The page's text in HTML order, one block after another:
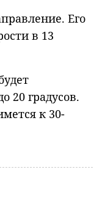
Его
в 13
20 градусов.
к 30-